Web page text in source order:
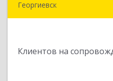
Георгиевск
Клиентов на